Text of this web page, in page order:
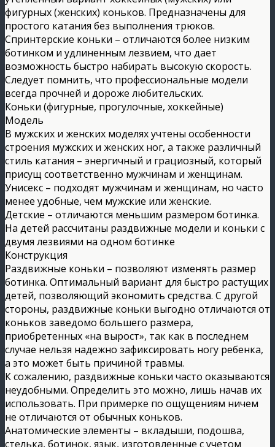
фигурных (женских) коньков. Предназначены для
простого катания без выполнения трюков.
Спринтерские коньки – отличаются более низким
ботинком и удлиненным лезвием, что дает
возможность быстро набирать высокую скорость.
Следует помнить, что профессиональные модели
всегда прочней и дороже любительских.
Коньки (фигурные, прогулочные, хоккейные)
Модель
В мужских и женских моделях учтены особенности
строения мужских и женских ног, а также различный
стиль катания – энергичный и грациозный, который
присущ соответственно мужчинам и женщинам.
Унисекс – подходят мужчинам и женщинам, но часто
менее удобные, чем мужские или женские.
Детские – отличаются меньшим размером ботинка.
На детей рассчитаны раздвижные модели и коньки с
двумя лезвиями на одном ботинке
Конструкция
Раздвижные коньки – позволяют изменять размер
ботинка. Оптимальный вариант для быстро растущих
детей, позволяющий экономить средства. С другой
стороны, раздвижные коньки выгодно отличаются от
коньков заведомо большего размера,
приобретенных «на вырост», так как в последнем
случае нельзя надежно зафиксировать ногу ребенка,
а это может быть причиной травмы.
К сожалению, раздвижные коньки часто оказываются
неудобными. Определить это можно, лишь начав их
использовать. При примерке по ощущениям ничем
не отличаются от обычных коньков.
Анатомические элементы – вкладыши, подошва,
стелька, ботинок, язык, изготовленные с учетом